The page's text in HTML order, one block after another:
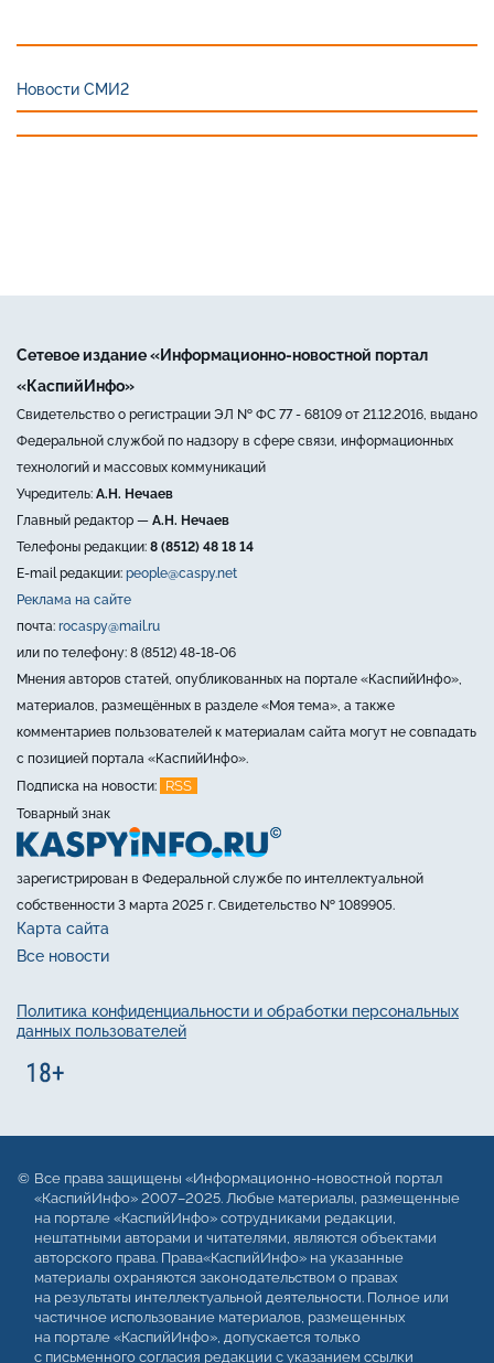
Новости СМИ2
Сетевое издание «Информационно-новостной портал
«КаспийИнфо»
Свидетельство о регистрации ЭЛ № ФС 77 - 68109 от 21.12.2016, выдано
Федеральной службой по надзору в сфере связи, информационных
технологий и массовых коммуникаций
Учредитель: А.Н. Нечаев
Главный редактор — А.Н. Нечаев
Телефоны редакции: 8 (8512) 48 18 14
E-mail редакции: people@caspy.net
Реклама на сайте
почта: rocaspy@mail.ru
или по телефону: 8 (8512) 48-18-06
Мнения авторов статей, опубликованных на портале «КаспийИнфо»,
материалов, размещённых в разделе «Моя тема», а также
комментариев пользователей к материалам сайта могут не совпадать
с позицией портала «КаспийИнфо».
Подписка на новости:
RSS
Товарный знак
зарегистрирован в Федеральной службе по интеллектуальной
собственности 3 марта 2025 г. Свидетельство № 1089905.
Карта сайта
Все новости
Политика конфиденциальности и обработки персональных
данных пользователей
Все права защищены «Информационно-новостной портал
«КаспийИнфо» 2007–2025. Любые материалы, размещенные
на портале «КаспийИнфо» сотрудниками редакции,
нештатными авторами и читателями, являются объектами
авторского права. Права«КаспийИнфо» на указанные
материалы охраняются законодательством о правах
на результаты интеллектуальной деятельности. Полное или
частичное использование материалов, размещенных
на портале «КаспийИнфо», допускается только
с письменного согласия редакции с указанием ссылки